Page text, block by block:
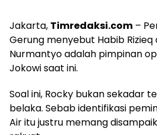
Jakarta, Timredaksi.com –
Gerung menyebut Habib
Nurmantyo adalah pimpinan
Jokowi saat ini.
Soal ini, Rocky bukan sekadar
belaka. Sebab identifikasi
Air itu justru memang